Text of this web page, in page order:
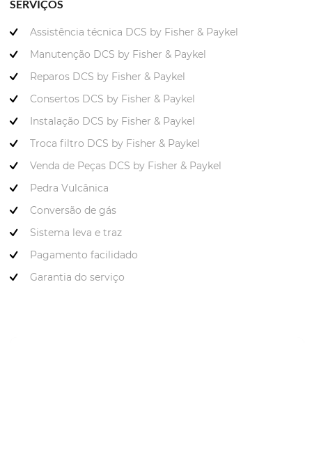
SERVIÇOS
Assistência técnica DCS by Fisher & Paykel
Manutenção DCS by Fisher & Paykel
Reparos DCS by Fisher & Paykel
Consertos DCS by Fisher & Paykel
Instalação DCS by Fisher & Paykel
Troca filtro DCS by Fisher & Paykel
Venda de Peças DCS by Fisher & Paykel
Pedra Vulcânica
Conversão de gás
Sistema leva e traz
Pagamento facilidado
Garantia do serviço